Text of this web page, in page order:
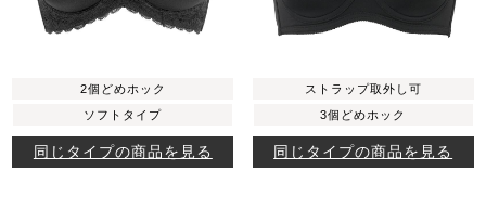
2個どめホック
ソフトタイプ
同じタイプの商品を見る
ストラップ取外し可
3個どめホック
同じタイプの商品を見る